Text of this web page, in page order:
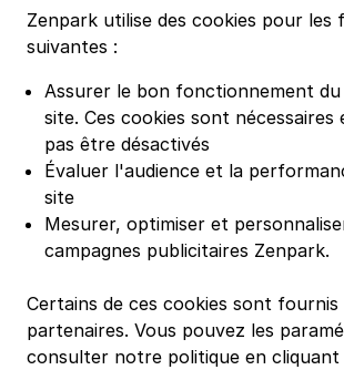
Parking Groupama Stadium
Parking Vélodrome
Parking Bercy
Parking La Défense Arena
Parking Les 4 temps
Parking Nation
Parking Porte de Versailles
Parking Lille Grand Palais
Parking Casino Barrière Lille
Zenpark utilise des cookies pour les
suivantes :
Assurer le bon fonctionnement
site. Ces cookies sont
pas être désactivés
Évaluer l'audience et la
site
Mesurer, optimiser et
campagnes publicitaires Zenpark.
Certains de ces cookies sont fournis
partenaires. Vous pouvez les
consulter notre politique en cliquant